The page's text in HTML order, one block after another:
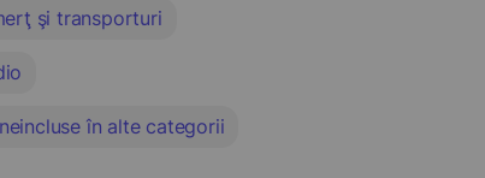
şi transporturi
în alte categorii